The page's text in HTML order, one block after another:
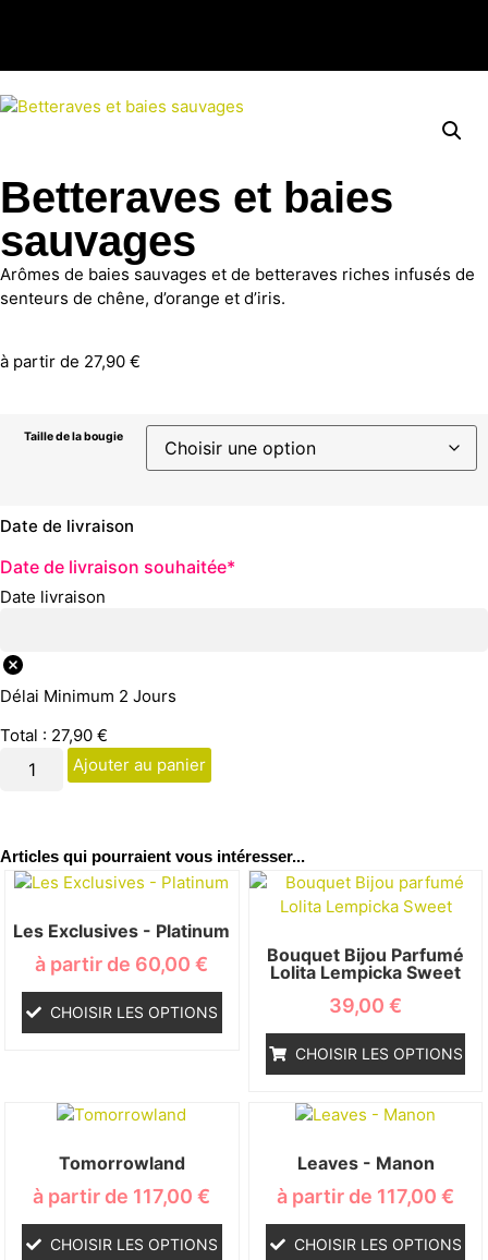
Betteraves et baies
sauvages
Arômes de baies sauvages et de betteraves riches infusés de
senteurs de chêne, d’orange et d’iris.
à partir de 27,90 €
Taille de la bougie
Date de livraison
Date de livraison souhaitée*
Date livraison
Délai Minimum 2 Jours
Total : 27,90 €
Ajouter au panier
Articles qui pourraient vous intéresser...
Les Exclusives - Platinum
à partir de 60,00€
CHOISIR LES OPTIONS
Bouquet Bijou Parfumé
Lolita Lempicka Sweet
39,00€
CHOISIR LES OPTIONS
Tomorrowland
à partir de 117,00€
CHOISIR LES OPTIONS
Leaves - Manon
à partir de 117,00€
CHOISIR LES OPTIONS